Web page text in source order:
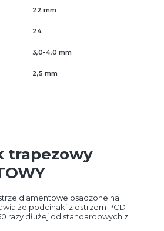
22 mm
24
3,0-4,0 mm
2,5 mm
trapezowy
diamentowe osadzone na
że podcinaki z ostrzem PCD
razy dłużej od standardowych z